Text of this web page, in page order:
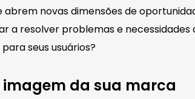
abrem novas dimensões de
a resolver problemas e
seus usuários?
da sua marca